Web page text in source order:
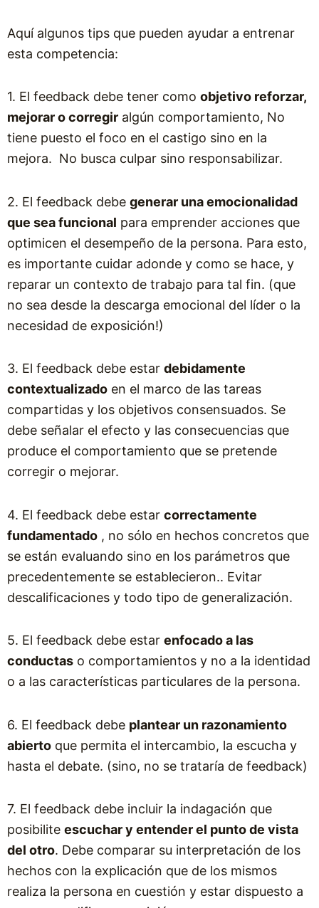
Aquí algunos tips que pueden ayudar a entrenar
esta competencia:
1. El feedback debe tener como objetivo reforzar,
mejorar o corregir algún comportamiento, No
tiene puesto el foco en el castigo sino en la
mejora. No busca culpar sino responsabilizar.
2. El feedback debe generar una emocionalidad
que sea funcional para emprender acciones que
optimicen el desempeño de la persona. Para esto,
es importante cuidar adonde y como se hace, y
reparar un contexto de trabajo para tal fin. (que
no sea desde la descarga emocional del líder o la
necesidad de exposición!)
3. El feedback debe estar debidamente
contextualizado en el marco de las tareas
compartidas y los objetivos consensuados. Se
debe señalar el efecto y las consecuencias que
produce el comportamiento que se pretende
corregir o mejorar.
4. El feedback debe estar correctamente
fundamentado , no sólo en hechos concretos que
se están evaluando sino en los parámetros que
precedentemente se establecieron.. Evitar
descalificaciones y todo tipo de generalización.
5. El feedback debe estar enfocado a las
conductas o comportamientos y no a la identidad
o a las características particulares de la persona.
6. El feedback debe plantear un razonamiento
abierto que permita el intercambio, la escucha y
hasta el debate. (sino, no se trataría de feedback)
7. El feedback debe incluir la indagación que
posibilite escuchar y entender el punto de vista
del otro. Debe comparar su interpretación de los
hechos con la explicación que de los mismos
realiza la persona en cuestión y estar dispuesto a